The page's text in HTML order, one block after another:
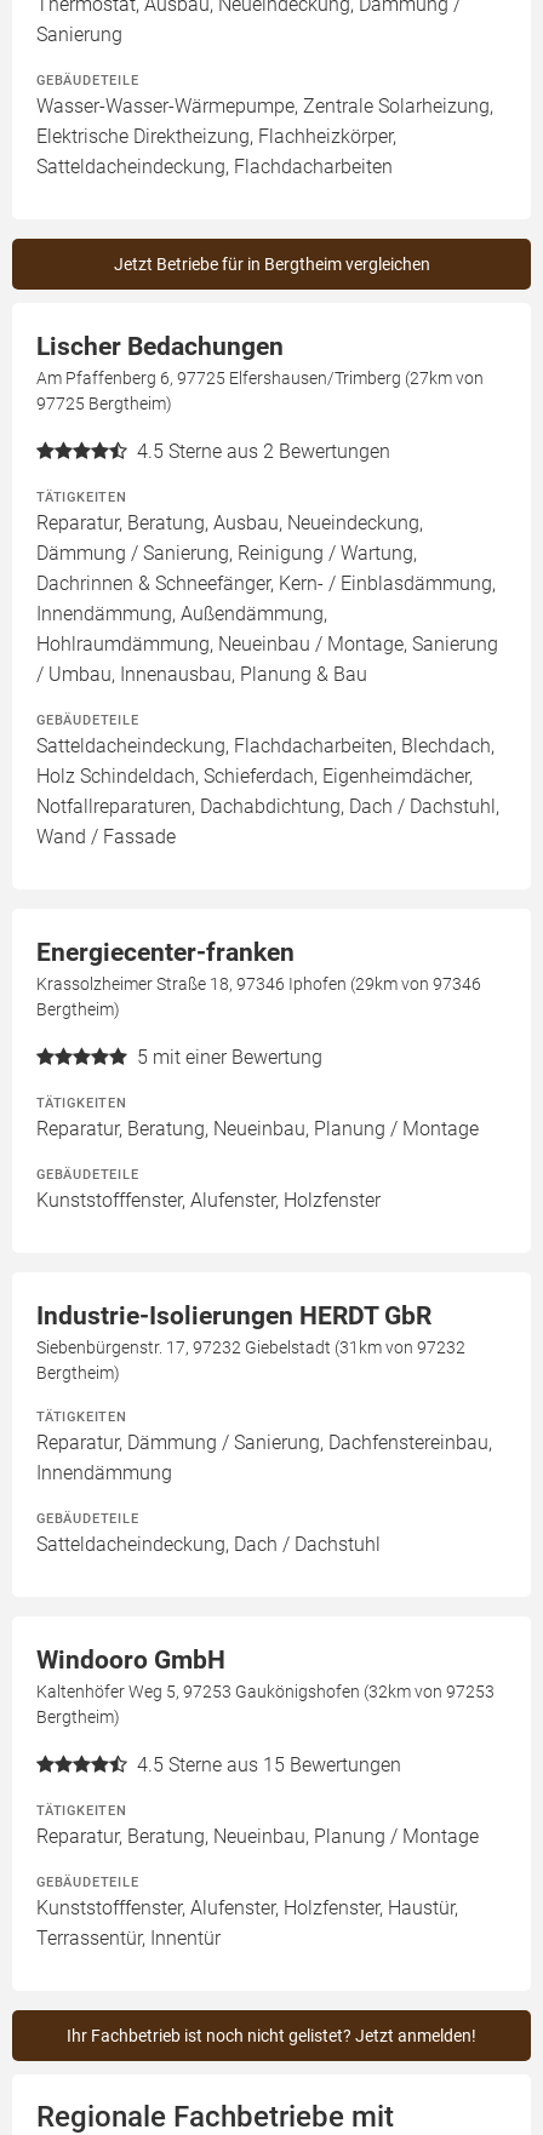
Sanierung
GEBÄUDETEILE
Wasser-Wasser-Wärmepumpe, Zentrale Solarheizung,
Elektrische Direktheizung, Flachheizkörper,
Satteldacheindeckung, Flachdacharbeiten
Jetzt Betriebe für in Bergtheim vergleichen
Lischer Bedachungen
Am Pfaffenberg 6, 97725 Elfershausen/Trimberg (27km von
97725 Bergtheim)
4.5 Sterne aus 2 Bewertungen
TÄTIGKEITEN
Reparatur, Beratung, Ausbau, Neueindeckung,
Dämmung / Sanierung, Reinigung / Wartung,
Dachrinnen & Schneefänger, Kern- / Einblasdämmung,
Innendämmung, Außendämmung,
Hohlraumdämmung, Neueinbau / Montage, Sanierung
/ Umbau, Innenausbau, Planung & Bau
GEBÄUDETEILE
Satteldacheindeckung, Flachdacharbeiten, Blechdach,
Holz Schindeldach, Schieferdach, Eigenheimdächer,
Notfallreparaturen, Dachabdichtung, Dach / Dachstuhl,
Wand / Fassade
Energiecenter-franken
Krassolzheimer Straße 18, 97346 Iphofen (29km von 97346
Bergtheim)
5 mit einer Bewertung
TÄTIGKEITEN
Reparatur, Beratung, Neueinbau, Planung / Montage
GEBÄUDETEILE
Kunststofffenster, Alufenster, Holzfenster
Industrie-Isolierungen HERDT GbR
Siebenbürgenstr. 17, 97232 Giebelstadt (31km von 97232
Bergtheim)
TÄTIGKEITEN
Reparatur, Dämmung / Sanierung, Dachfenstereinbau,
Innendämmung
GEBÄUDETEILE
Satteldacheindeckung, Dach / Dachstuhl
Windooro GmbH
Kaltenhöfer Weg 5, 97253 Gaukönigshofen (32km von 97253
Bergtheim)
4.5 Sterne aus 15 Bewertungen
TÄTIGKEITEN
Reparatur, Beratung, Neueinbau, Planung / Montage
GEBÄUDETEILE
Kunststofffenster, Alufenster, Holzfenster, Haustür,
Terrassentür, Innentür
Ihr Fachbetrieb ist noch nicht gelistet? Jetzt anmelden!
Regionale Fachbetriebe mit